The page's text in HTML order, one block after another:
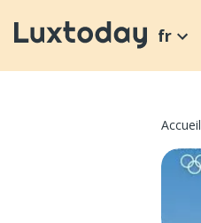
fr
Accueil